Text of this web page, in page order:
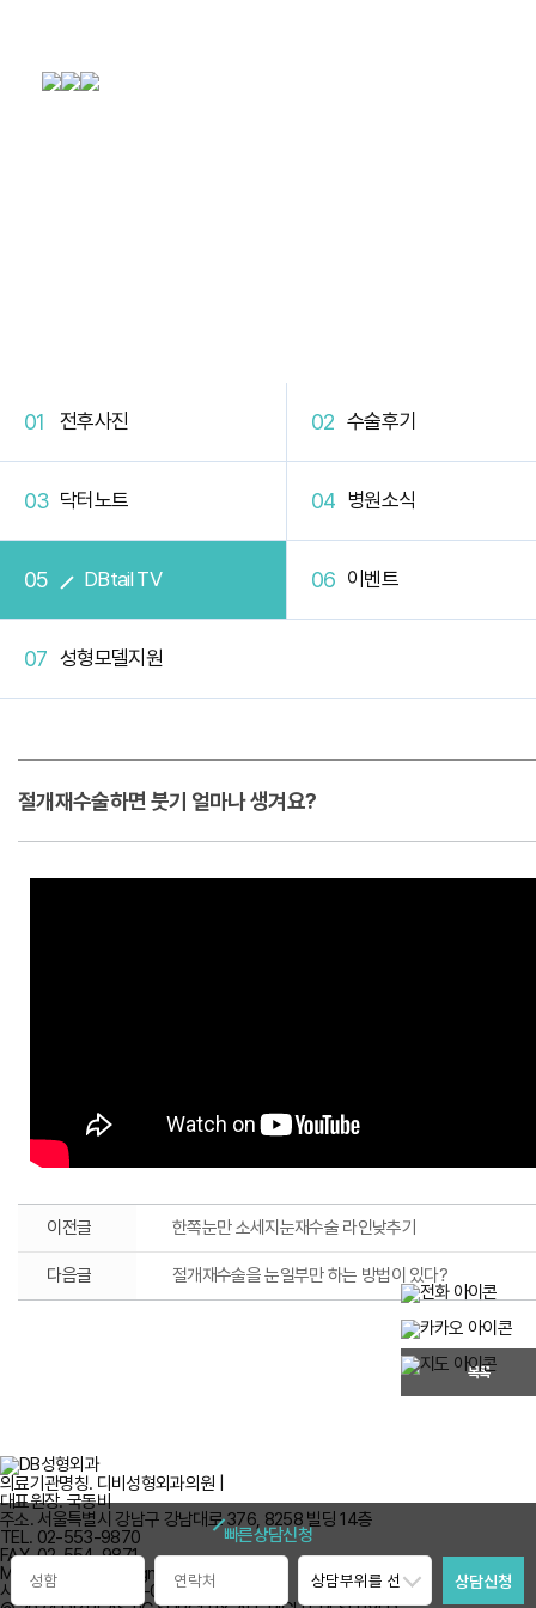
전후사진 수술후기
닥터노트 병원소식
DBtail TV 이벤트
성형모델지원
절개재수술하면 붓기 얼마나 생겨요?
이전글 한쪽눈만 소세지눈재수술 라인낮추기
다음글 절개재수술을 눈일부만 하는 방법이 있다?
목록
의료기관명칭. 디비성형외과의원 |
대표원장. 국동비
주소. 서울특별시 강남구 강남대로 376, 8258 빌딩 14층
TEL. 02-553-9870
FAX. 02-554-9871
MAIL. dbplastic2@gmail.com
사업자등록번호. 394-01-02588
빠른상담신청